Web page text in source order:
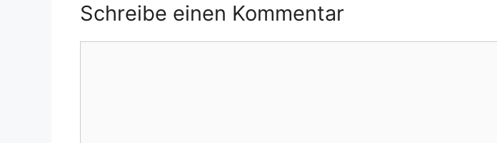
Schreibe einen Kommentar